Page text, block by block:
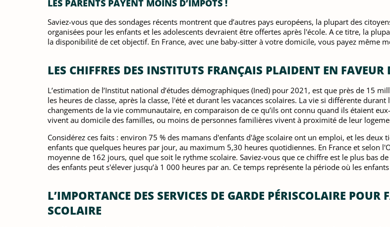
LES PARENTS PAYENT MOINS D’IMPÔTS !
Saviez-vous que des sondages récents montrent que d’autres pays européens, la plupart des
organisées pour les enfants et les adolescents devraient être offertes après l'école. A ce titre, la
la disponibilité de cet objectif. En France, avec une baby-sitter à votre domicile, vous payez même
LES CHIFFRES DES INSTITUTS FRANÇAIS PLAIDENT EN FAVEUR
L’estimation de l’Institut national d’études démographiques (Ined) pour 2021, est que près de 15
les heures de classe, après la classe, l'été et durant les vacances scolaires. La vie si différente
changements de la vie communautaire, en comparaison de ce qu’ils ont connu quand ils étaient
vivent au domicile des familles, ou moins de personnes familières vivent à proximité de leur
Considérez ces faits : environ 75 % des mamans d'enfants d'âge scolaire ont un emploi, et les
enfants que quelques heures par jour, au maximum 5,30 heures quotidiennes. En France et selon
moyenne de 162 jours, quel que soit le rythme scolaire. Saviez-vous que ce chiffre est le plus bas
des enfants peut s'élever jusqu’à 1 000 heures par an. Ce temps représente la période où les
L’IMPORTANCE DES SERVICES DE GARDE PÉRISCOLAIRE
SCOLAIRE